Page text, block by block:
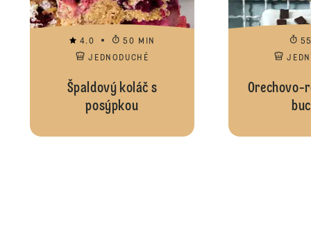
4.0
50 MIN
JEDNODUCHÉ
Špaldový koláč s
posýpkou
Orechovo-